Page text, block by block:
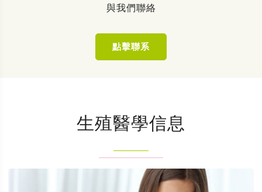
與我們聯絡
點擊聯系
生殖醫學信息